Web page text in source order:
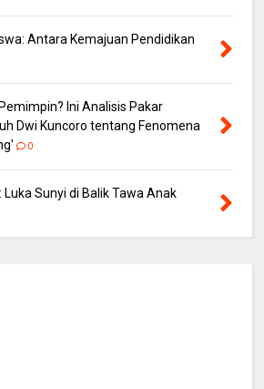
Antara Kemajuan Pendidikan
Ini Analisis Pakar
Dwi Kuncoro tentang Fenomena
0
Luka Sunyi di Balik Tawa Anak